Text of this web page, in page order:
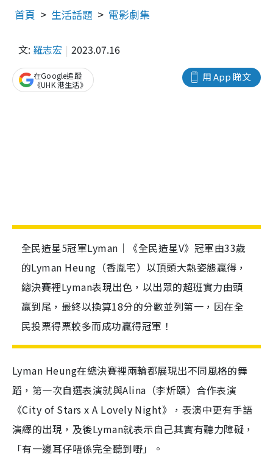
首頁 生活話題 電影劇集
文: 羅志宏 2023.07.16
用 App 睇文
在Google追蹤
《UHK 港生活》
全民造星5冠軍Lyman｜《全民造星V》冠軍由33歲
的Lyman Heung（香胤宅）以頂頭大熱姿態贏得，
總決賽裡Lyman表現出色，以出眾的超班實力由頭
贏到尾，最終以換算18分的分數並列第一，因在全
民投票得票較多而成功贏得冠軍！
Lyman Heung在總決賽裡兩輪都展現出不同風格的舞
蹈，第一次自選表演就與Alina（李炘頤）合作表演
《City of Stars x A Lovely Night》，表演中更有手語
演繹的出現，及後Lyman就表示自己其實有聽力障礙，
「有一邊耳仔唔係完全聽到嘢」。